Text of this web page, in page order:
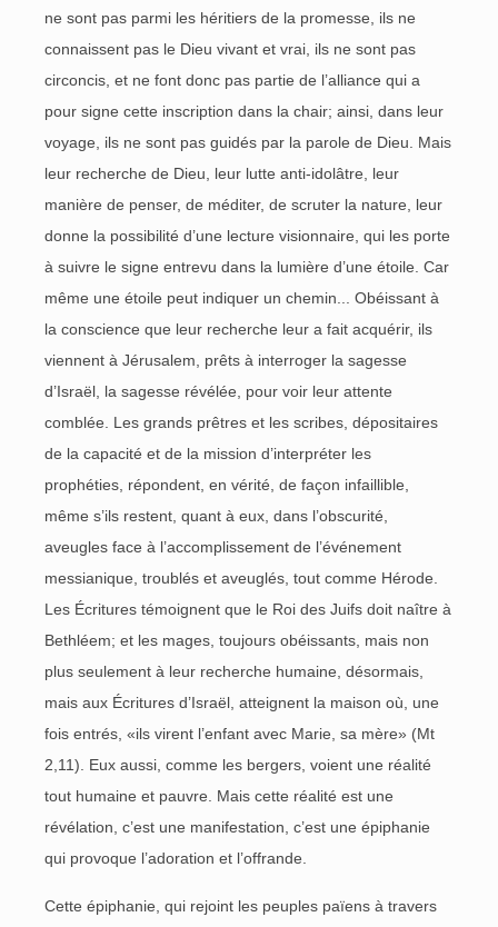
ne sont pas parmi les héritiers de la promesse, ils ne
connaissent pas le Dieu vivant et vrai, ils ne sont pas
circoncis, et ne font donc pas partie de l’alliance qui a
pour signe cette inscription dans la chair; ainsi, dans leur
voyage, ils ne sont pas guidés par la parole de Dieu. Mais
leur recherche de Dieu, leur lutte anti-idolâtre, leur
manière de penser, de méditer, de scruter la nature, leur
donne la possibilité d’une lecture visionnaire, qui les porte
à suivre le signe entrevu dans la lumière d’une étoile. Car
même une étoile peut indiquer un chemin... Obéissant à
la conscience que leur recherche leur a fait acquérir, ils
viennent à Jérusalem, prêts à interroger la sagesse
d’Israël, la sagesse révélée, pour voir leur attente
comblée. Les grands prêtres et les scribes, dépositaires
de la capacité et de la mission d’interpréter les
prophéties, répondent, en vérité, de façon infaillible,
même s’ils restent, quant à eux, dans l’obscurité,
aveugles face à l’accomplissement de l’événement
messianique, troublés et aveuglés, tout comme Hérode.
Les Écritures témoignent que le Roi des Juifs doit naître à
Bethléem; et les mages, toujours obéissants, mais non
plus seulement à leur recherche humaine, désormais,
mais aux Écritures d’Israël, atteignent la maison où, une
fois entrés, «ils virent l’enfant avec Marie, sa mère» (Mt
2,11). Eux aussi, comme les bergers, voient une réalité
tout humaine et pauvre. Mais cette réalité est une
révélation, c’est une manifestation, c’est une épiphanie
qui provoque l’adoration et l’offrande.
Cette épiphanie, qui rejoint les peuples païens à travers